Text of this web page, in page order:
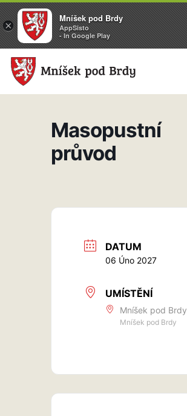
Masopustní
průvod
DATUM
06 Úno 2027
UMÍSTĚNÍ
Mníšek pod Brdy
Mníšek pod Brdy
×
Mníšek pod Brdy
AppSisto
- In Google Play